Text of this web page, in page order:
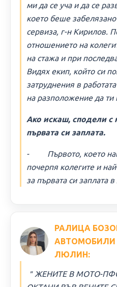
ми да се уча и да се
което беше
сервиза, г-н Кирилов.
отношението на
на стажа и при
Видях екип, който си
затруднения в
на разположение да ти
Ако искаш, сподели с
първата си заплата.
- Първото, което
почерпя колегите и
за първата си заплата
РАЛИЦА
АВТОМОБИЛИ
ЛЮЛИН:
＂ЖЕНИТЕ В МОТО-